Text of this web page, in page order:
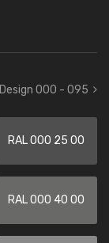
000 - 095
RAL 000 25 00
RAL 000 40 00